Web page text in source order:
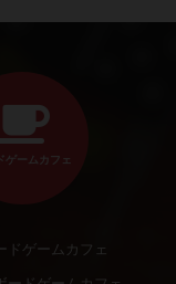
ゲームカフェ
ドゲームカフェ